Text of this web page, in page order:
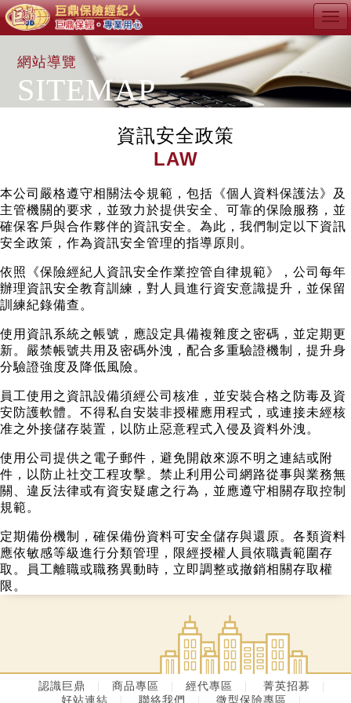
網站導覽
SITEMAP
資訊安全政策
LAW
本公司嚴格遵守相關法令規範，包括《個人資料保護法》及
主管機關的要求，並致力於提供安全、可靠的保險服務，並
確保客戶與合作夥伴的資訊安全。為此，我們制定以下資訊
安全政策，作為資訊安全管理的指導原則。
依照《保險經紀人資訊安全作業控管自律規範》，公司每年
辦理資訊安全教育訓練，對人員進行資安意識提升，並保留
訓練紀錄備查。
使用資訊系統之帳號，應設定具備複雜度之密碼，並定期更
新。嚴禁帳號共用及密碼外洩，配合多重驗證機制，提升身
分驗證強度及降低風險。
員工使用之資訊設備須經公司核准，並安裝合格之防毒及資
安防護軟體。不得私自安裝非授權應用程式，或連接未經核
准之外接儲存裝置，以防止惡意程式入侵及資料外洩。
使用公司提供之電子郵件，避免開啟來源不明之連結或附
件，以防止社交工程攻擊。禁止利用公司網路從事與業務無
關、違反法律或有資安疑慮之行為，並應遵守相關存取控制
規範。
定期備份機制，確保備份資料可安全儲存與還原。各類資料
應依敏感等級進行分類管理，限經授權人員依職責範圍存
取。員工離職或職務異動時，立即調整或撤銷相關存取權
限。
認識巨鼎 | 商品專區 | 經代專區 | 菁英招募
|
好站連結
| 聯絡我們 | 微型保險專區 |